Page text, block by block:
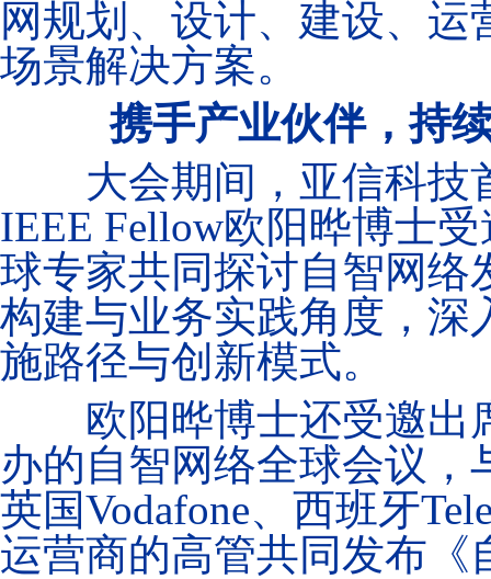
网规划、设计、建设、
场景解决方案。
携手产业伙伴，持
大会期间，亚信科技
IEEE Fellow欧阳晔博士
球专家共同探讨自智网络
构建与业务实践角度，深
施路径与创新模式。
欧阳晔博士还受邀出
办的自智网络全球会议
英国Vodafone、西班牙
运营商的高管共同发布《